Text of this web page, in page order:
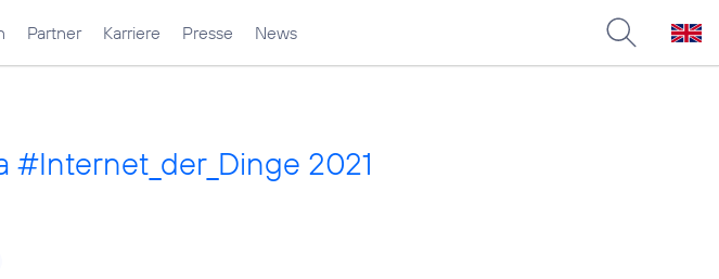
Partner Karriere Presse News
2021